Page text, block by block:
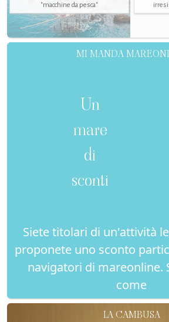
"macchine da pesca"
MI MANDA
Un
mare
di
sconti
Siete titolari di un'attività
proponete uno sconto
navigatori di mareonline.
come
LA CAMBUSA